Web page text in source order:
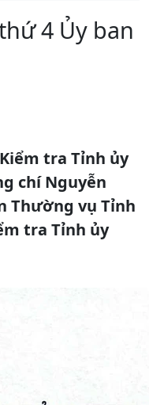
4 Ủy ban
tra Tỉnh ủy
chí Nguyễn
Thường vụ Tỉnh
tra Tỉnh ủy